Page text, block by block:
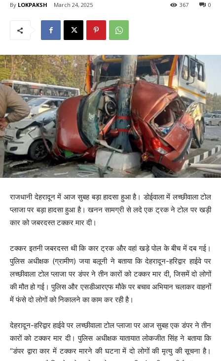
By LOKPAKSH March 24, 2025 0
367
राजधानी देहरादून में आज सुबह बड़ा हादसा हुआ है। डोईवाला में लच्छीवाला टोल
प्लाजा पर बड़ा हादसा हुआ है। खनन सामग्री से लदे एक ट्रक ने टोल पर खड़ी
कार को जबरदस्त टक्कर मार दी।
टक्कर इतनी जबरदस्त थी कि कार ट्रक और वहां खड़े पोल के बीच में दब गई।
पुलिस अधीक्षक (ग्रामीण) जया बलूनी ने बताया कि देहरादून-हरिद्वार हाईवे पर
लच्छीवाला टोल प्लाजा पर डंपर ने तीन कारों को टक्कर मार दी, जिसमें दो लोगों
की मौत हो गई। पुलिस और एसडीआरएफ मौके पर बचाव अभियान चलाकर वाहनों
में फंसे दो लोगों को निकालने का काम कर रही है।
देहरादून-हरिद्वार हाईवे पर लच्छीवाला टोल प्लाजा पर आज सुबह एक डंपर ने तीन
कारों को टक्कर मार दी। पुलिस अधीक्षक यातायात लोकजीत सिंह ने बताया कि
“डंपर द्वारा कार में टक्कर मारने की घटना में दो लोगों की मृत्यु की सूचना है।